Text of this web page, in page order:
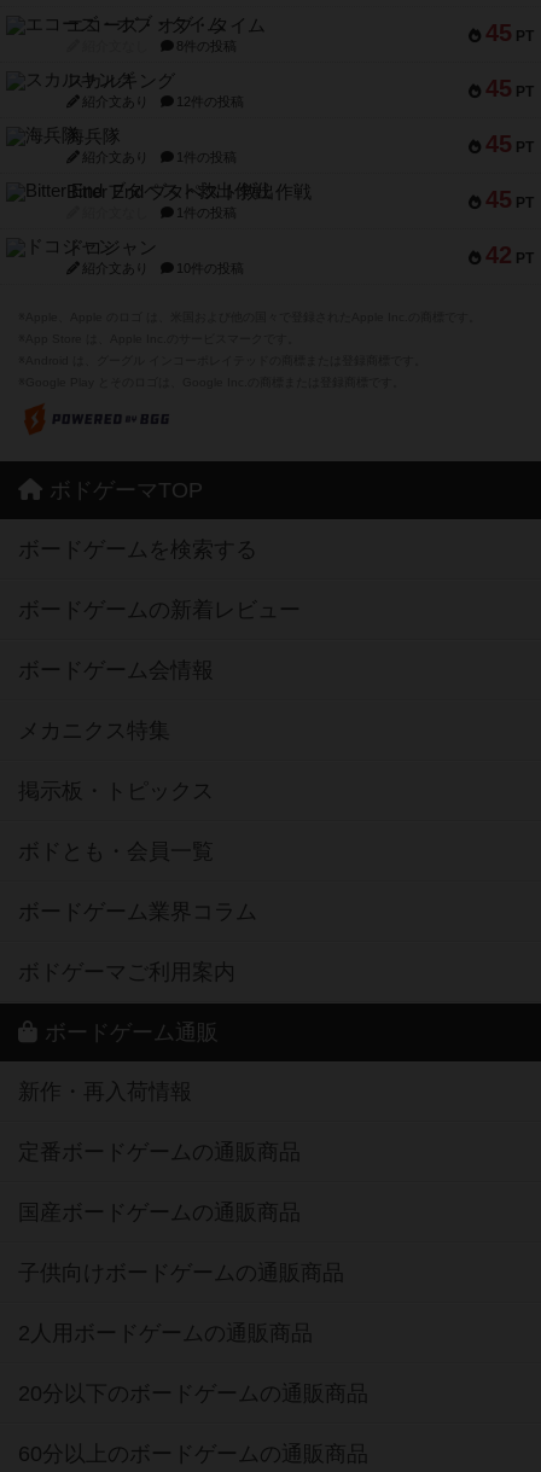
45 PT
エコーズ・オブ・タイム
8件の投稿
45 PT
スカルキング
紹介文あり 12件の投稿
45 PT
海兵隊
紹介文あり 1件の投稿
45 PT
Bitter End ブタペスト救出作戦
1件の投稿
42 PT
ドコジャン
紹介文あり 10件の投稿
ボドゲーマTOP
ボードゲームを検索する
ボードゲームの新着レビュー
ボードゲーム会情報
メカニクス特集
掲示板・トピックス
ボドとも・会員一覧
ボードゲーム業界コラム
ボドゲーマご利用案内
ボードゲーム通販
新作・再入荷情報
定番ボードゲームの通販商品
国産ボードゲームの通販商品
子供向けボードゲームの通販商品
2人用ボードゲームの通販商品
20分以下のボードゲームの通販商品
60分以上のボードゲームの通販商品